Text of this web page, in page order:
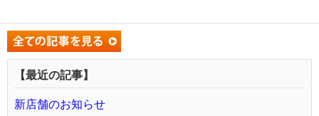
【最近の記事】
新店舗のお知らせ